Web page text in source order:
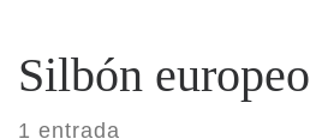
Silbón europeo
1 entrada